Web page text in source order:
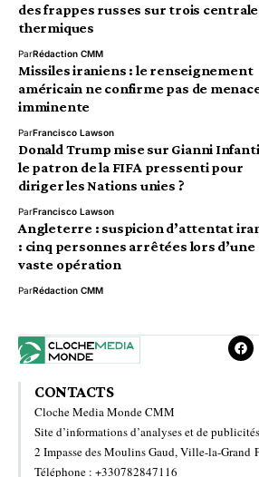
des frappes russes sur trois
thermiques
ParRédaction CMM
Missiles iraniens : le renseignement
américain ne confirme pas de
imminente
ParFrancisco Lawson
Donald Trump mise sur Gianni
le patron de la FIFA pressenti pour
diriger les Nations unies ?
ParFrancisco Lawson
Angleterre : suspicion d’attentat
: cinq personnes arrêtées lors d’une
vaste opération
ParRédaction CMM
CONTACTS
Cloche Media Monde CMM
Site d’informations d’analyses et de publicités
2 Impasse des Moulins Gaud, Ville-la-Grand
Téléphone : +330782847116